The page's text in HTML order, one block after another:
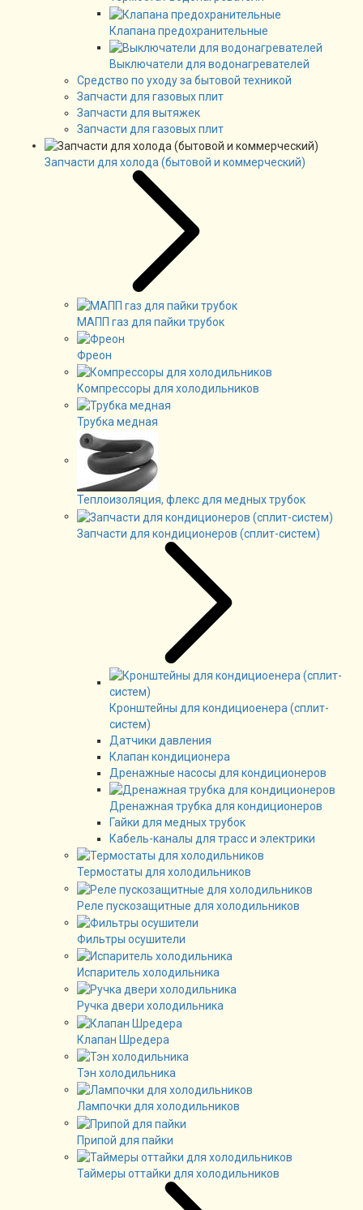
Клапана предохранительные
Выключатели для водонагревателей
Средство по уходу за бытовой техникой
Запчасти для газовых плит
Запчасти для вытяжек
Запчасти для газовых плит
Запчасти для холода (бытовой и коммерческий)
МАПП газ для пайки трубок
Фреон
Компрессоры для холодильников
Трубка медная
Теплоизоляция, флекс для медных трубок
Запчасти для кондиционеров (сплит-систем)
Кронштейны для кондициоенера (сплит-
систем)
Датчики давления
Клапан кондиционера
Дренажные насосы для кондиционеров
Дренажная трубка для кондиционеров
Гайки для медных трубок
Кабель-каналы для трасс и электрики
Термостаты для холодильников
Реле пускозащитные для холодильников
Фильтры осушители
Испаритель холодильника
Ручка двери холодильника
Клапан Шредера
Тэн холодильника
Лампочки для холодильников
Припой для пайки
Таймеры оттайки для холодильников